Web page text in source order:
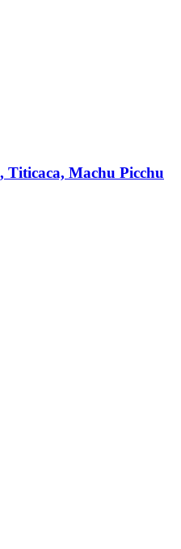
Titicaca, Machu Picchu